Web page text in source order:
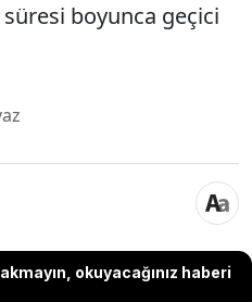
boyunca geçici
okuyacağınız haberi